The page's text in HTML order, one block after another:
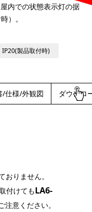
内での状態表示灯の据
）。
IP20(製品取付時)
/仕様/外観図 ダウンロ
りません。
付けてもLA6-
意ください。